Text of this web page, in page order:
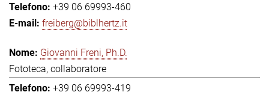
+39 06 69993-460
freiberg@biblhertz.it
Giovanni Freni, Ph.D.
Fototeca, collaboratore
+39 06 69993-419